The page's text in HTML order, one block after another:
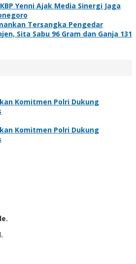
Yenni Ajak Media Sinergi Jaga
Tersangka Pengedar
Sita Sabu 96 Gram dan Ganja 131
Komitmen Polri Dukung
Komitmen Polri Dukung